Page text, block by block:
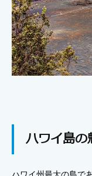
ハワイ島の